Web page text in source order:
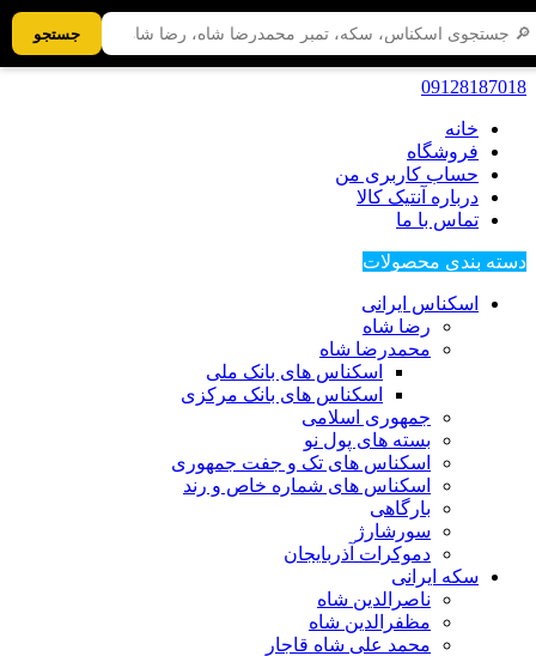
09128187018
خانه
فروشگاه
حساب کاربری من
درباره آنتیک کالا
تماس با ما
دسته بندی محصولات
اسکناس ایرانی
رضا شاه
محمدرضا شاه
اسکناس های بانک ملی
اسکناس های بانک مرکزی
جمهوری اسلامی
بسته های پول نو
اسکناس های تک و جفت جمهوری
اسکناس های شماره خاص و رند
بارگاهی
سورشارژ
دموکرات آذربایجان
سکه ایرانی
ناصرالدین شاه
مظفرالدین شاه
محمد علی شاه قاجار
جستجو